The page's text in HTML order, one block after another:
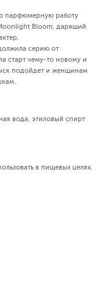
парфюмерную работу
Bloom, дарящий
серию от
старт чему-то новому и
подойдет и женщинам
вода, этиловый спирт
в пищевых целях.